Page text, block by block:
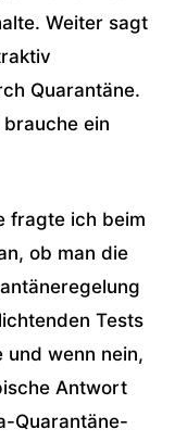
Weiter sagt
Quarantäne.
ein
fragte ich beim
ob man die
Tests
und wenn nein,
Antwort
Quarantäne-